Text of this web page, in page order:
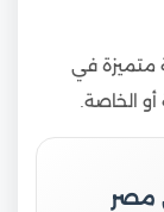
متميزة في
الخاصة.
مصر